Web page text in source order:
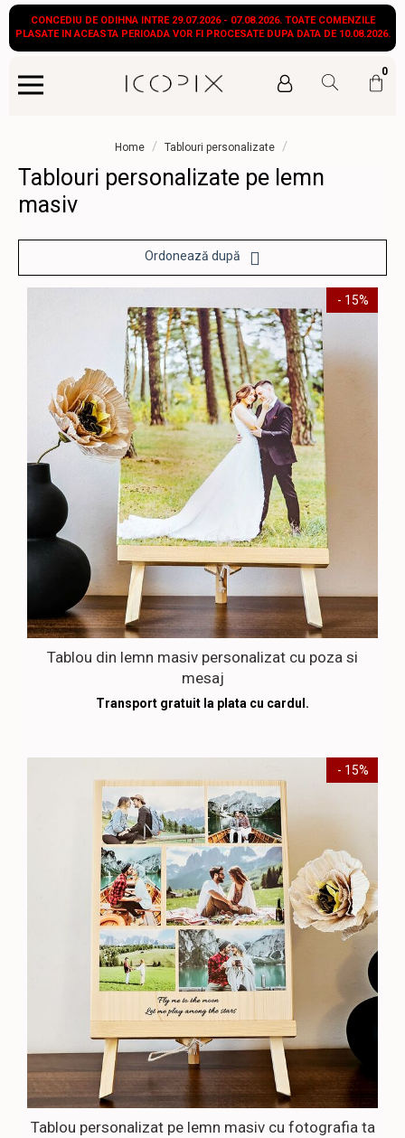
CONCEDIU DE ODIHNA INTRE 29.07.2026 - 07.08.2026. TOATE COMENZILE
PLASATE IN ACEASTA PERIOADA VOR FI PROCESATE DUPA DATA DE 10.08.2026.
0
Home / Tablouri personalizate /
Tablouri personalizate pe lemn
masiv
Ordonează după
- 15%
Tablou din lemn masiv personalizat cu poza si
mesaj
Transport gratuit la plata cu cardul.
- 15%
Tablou personalizat pe lemn masiv cu fotografia ta